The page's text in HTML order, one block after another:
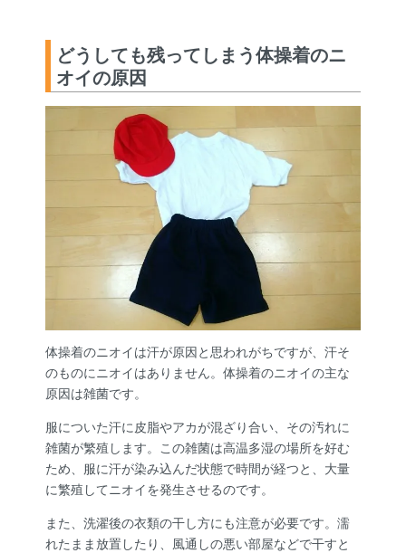
どうしても残ってしまう体操着のニ
オイの原因
体操着のニオイは汗が原因と思われがちですが、汗そ
のものにニオイはありません。体操着のニオイの主な
原因は雑菌です。
服についた汗に皮脂やアカが混ざり合い、その汚れに
雑菌が繁殖します。この雑菌は高温多湿の場所を好む
ため、服に汗が染み込んだ状態で時間が経つと、大量
に繁殖してニオイを発生させるのです。
また、洗濯後の衣類の干し方にも注意が必要です。濡
れたまま放置したり、風通しの悪い部屋などで干すと